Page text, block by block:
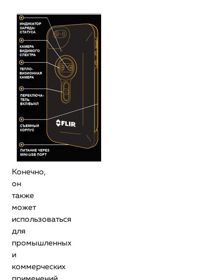
Конечно,
он
также
может
использоваться
для
промышленных
и
коммерческих